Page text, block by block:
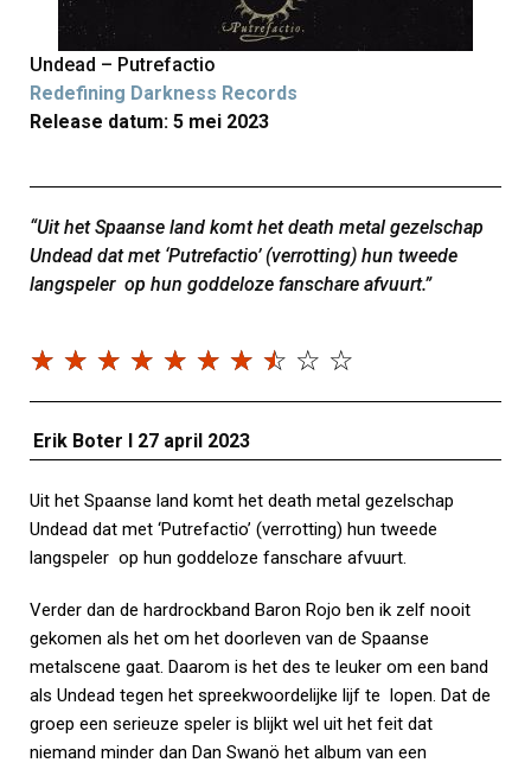
Undead – Putrefactio
Redefining Darkness Records
Release datum: 5 mei 2023
“Uit het Spaanse land komt het death metal gezelschap
Undead dat met ‘Putrefactio’ (verrotting) hun tweede
langspeler op hun goddeloze fanschare afvuurt.”
☆ ☆ ☆ ☆ ☆ ☆ ☆ ☆ ☆ ☆
Erik Boter I 27 april 2023
Uit het Spaanse land komt het death metal gezelschap
Undead dat met ‘Putrefactio’ (verrotting) hun tweede
langspeler op hun goddeloze fanschare afvuurt.
Verder dan de hardrockband Baron Rojo ben ik zelf nooit
gekomen als het om het doorleven van de Spaanse
metalscene gaat. Daarom is het des te leuker om een band
als Undead tegen het spreekwoordelijke lijf te lopen. Dat de
groep een serieuze speler is blijkt wel uit het feit dat
niemand minder dan Dan Swanö het album van een